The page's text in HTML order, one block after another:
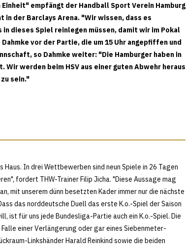
empfängt der Handball Sport Verein Hamburg
in der Barclays Arena. "Wir wissen, dass es
dieses Spiel reinlegen müssen, damit wir im Pokal
vor der Partie, die um 15 Uhr angepfiffen und
so Dahmke weiter: "Die Hamburger haben in
Wir werden beim HSV aus einer guten Abwehr heraus
sein."
In drei Wettbewerben sind neun Spiele in 26 Tagen
fordert THW-Trainer Filip Jicha. "Diese Aussage mag
mit unserem dünn besetzten Kader immer nur die nächste
das norddeutsche Duell das erste K.o.-Spiel der Saison
ist für uns jede Bundesliga-Partie auch ein K.o.-Spiel. Die
einer Verlängerung oder gar eines Siebenmeter-
Linkshänder Harald Reinkind sowie die beiden